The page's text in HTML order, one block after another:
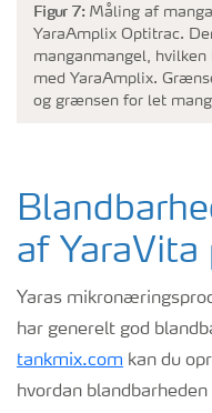
Figur 7: Måling af
YaraAmplix Optitrac.
manganmangel,
med YaraAmplix.
og grænsen for let
af YaraVita
Yaras
har generelt god
tankmix.com kan du
hvordan